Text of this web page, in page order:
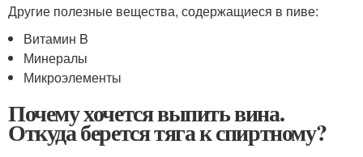
Другие полезные вещества, содержащиеся в пиве:
Витамин B
Минералы
Микроэлементы
Почему хочется выпить вина.
Откуда берется тяга к спиртному?